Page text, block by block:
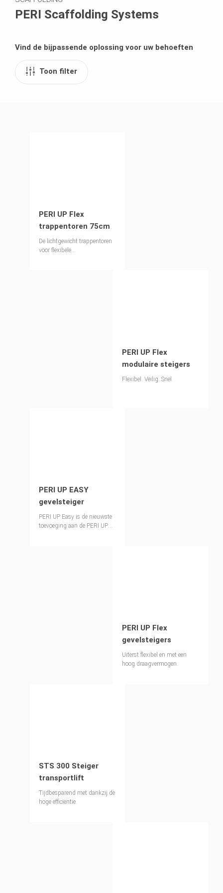
PERI Scaffolding Systems
Vind de bijpassende oplossing voor uw behoeften
Toon filter
PERI UP Flex
trappentoren 75cm
De lichtgewicht trappentoren
voor flexibele
PERI UP Flex
modulaire steigers
Flexibel. Veilig. Snel.
PERI UP EASY
gevelsteiger
PERI UP Easy is de nieuwste
toevoeging aan de PERI UP
PERI UP Flex
gevelsteigers
Uiterst flexibel en met een
hoog draagvermogen.
STS 300 Steiger
transportlift
Tijdbesparend met dankzij de
hoge efficiëntie.